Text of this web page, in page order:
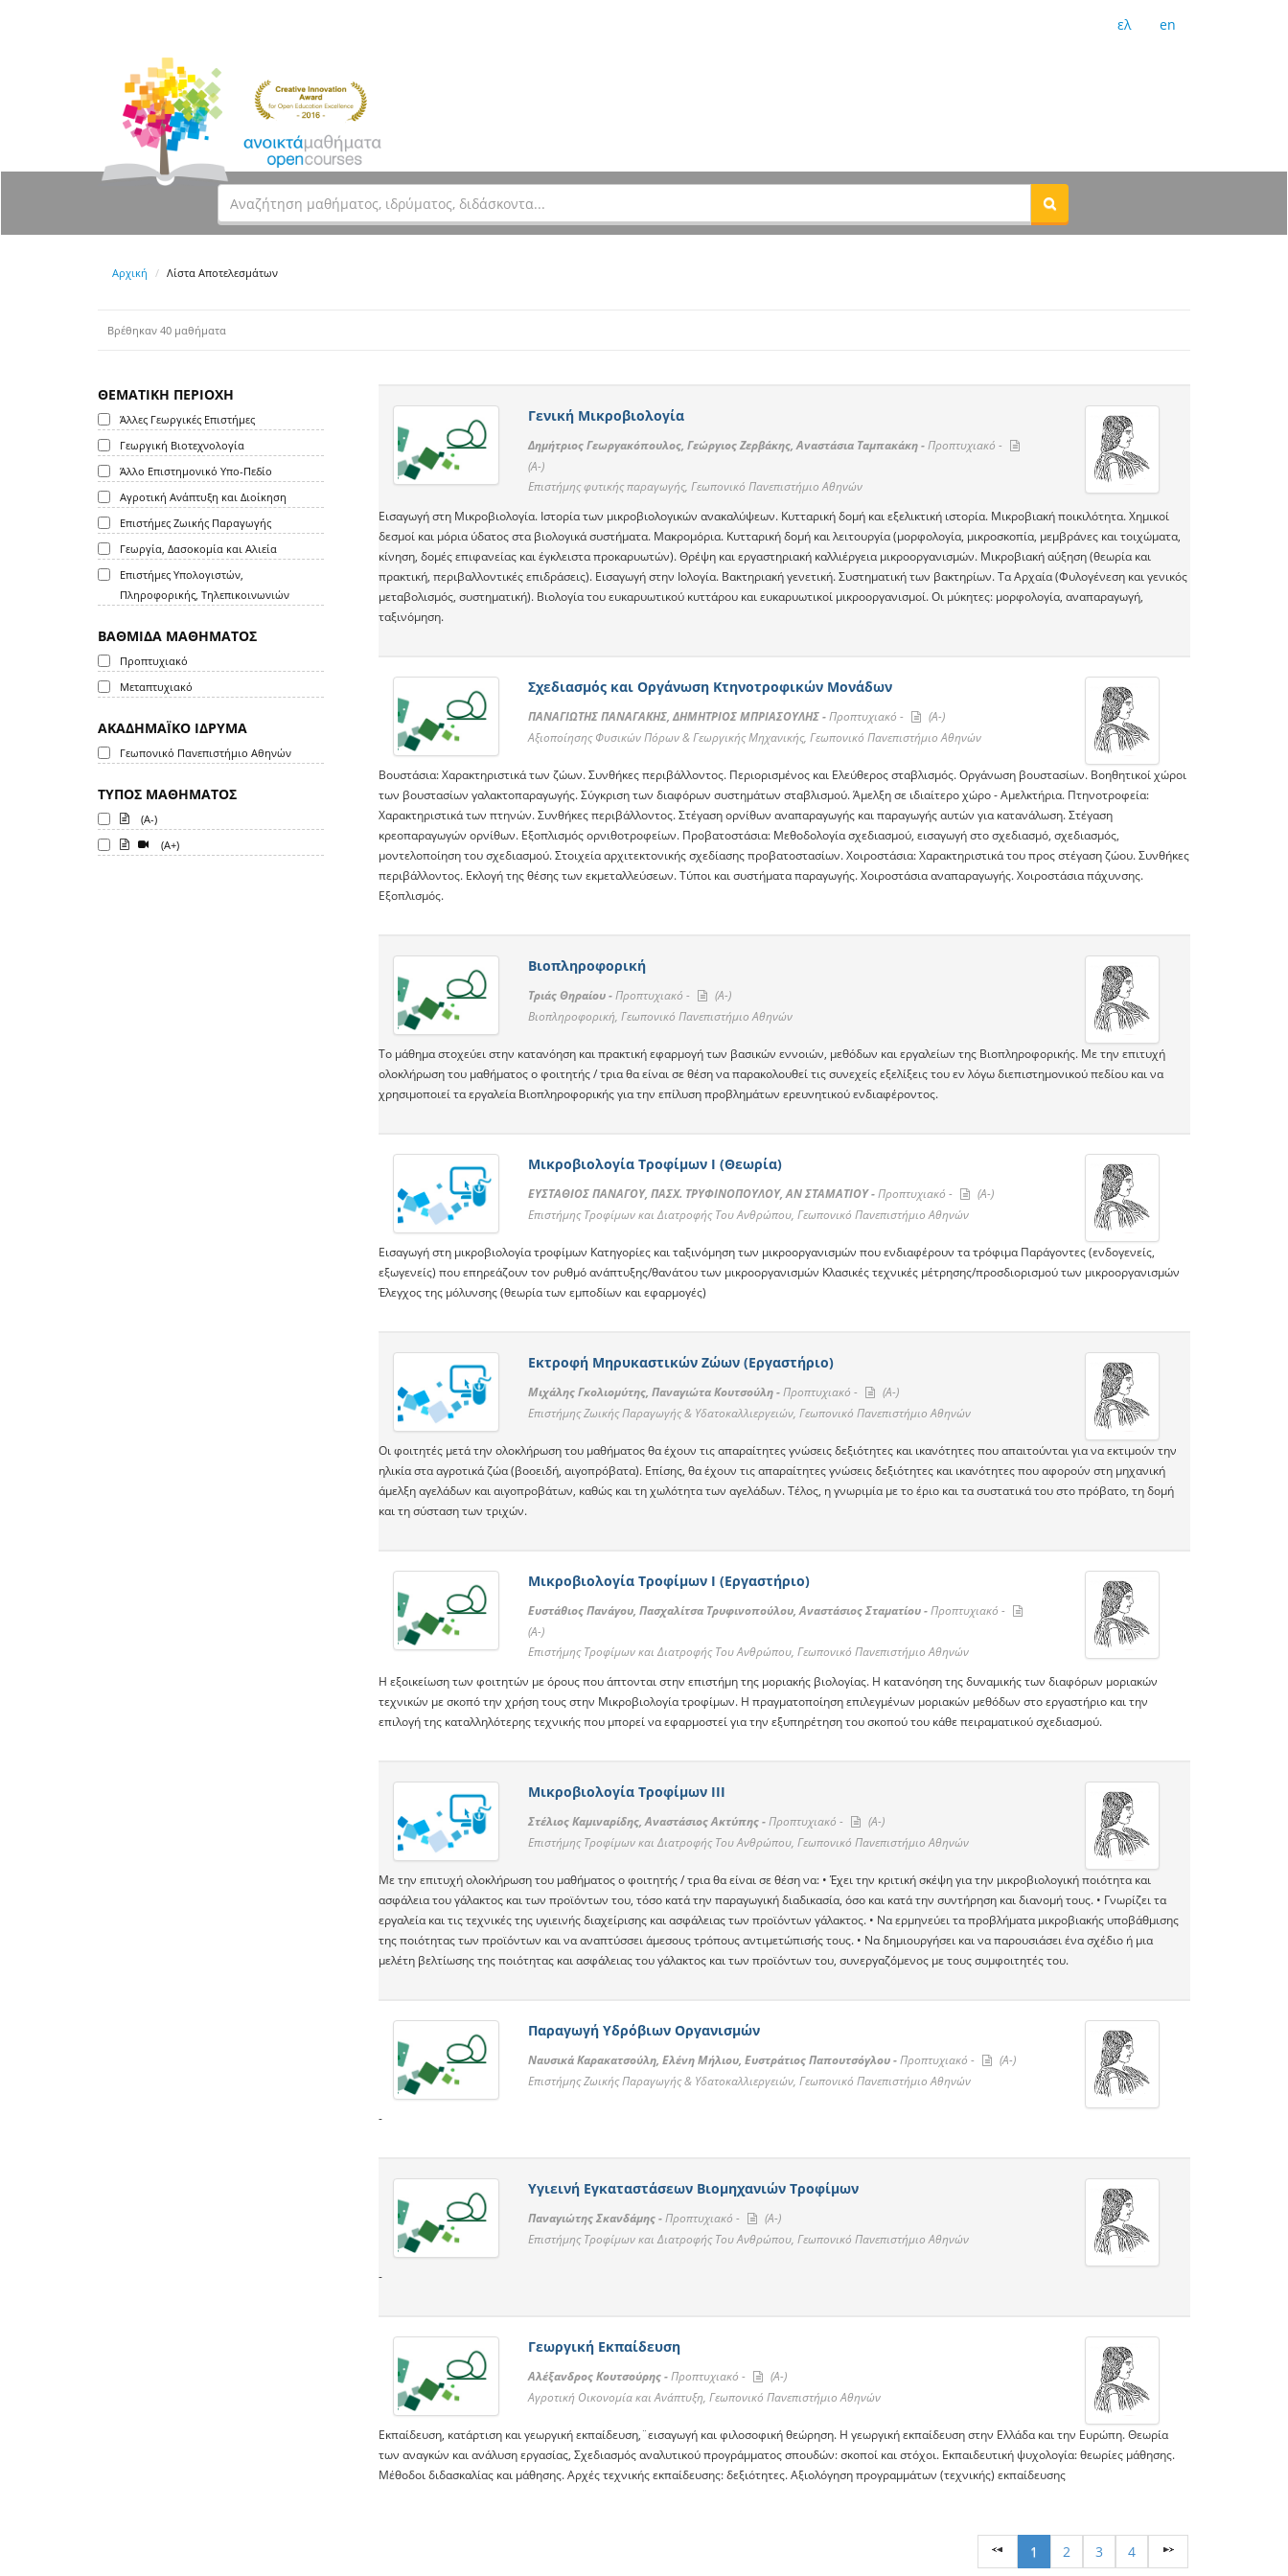
ελ en
Αρχική Λίστα Αποτελεσμάτων
Βρέθηκαν 40 μαθήματα
ΘΕΜΑΤΙΚΗ ΠΕΡΙΟΧΗ
Άλλες Γεωργικές Επιστήμες
Γεωργική Βιοτεχνολογία
Άλλο Επιστημονικό Υπο-Πεδίο
Αγροτική Ανάπτυξη και Διοίκηση
Επιστήμες Ζωικής Παραγωγής
Γεωργία, Δασοκομία και Αλιεία
Επιστήμες Υπολογιστών,
Πληροφορικής, Τηλεπικοινωνιών
ΒΑΘΜΙΔΑ ΜΑΘΗΜΑΤΟΣ
Προπτυχιακό
Μεταπτυχιακό
ΑΚΑΔΗΜΑΪΚΟ ΙΔΡΥΜΑ
Γεωπονικό Πανεπιστήμιο Αθηνών
ΤΥΠΟΣ ΜΑΘΗΜΑΤΟΣ
(A-)
(A+)
Γενική Μικροβιολογία
Δημήτριος Γεωργακόπουλος, Γεώργιος Ζερβάκης, Αναστάσια Ταμπακάκη -Προπτυχιακό -
(A-)
Επιστήμης φυτικής παραγωγής, Γεωπονικό Πανεπιστήμιο Αθηνών
Εισαγωγή στη Μικροβιολογία. Ιστορία των μικροβιολογικών ανακαλύψεων. Κυτταρική δομή και εξελικτική ιστορία. Μικροβιακή ποικιλότητα. Χημικοί
δεσμοί και μόρια ύδατος στα βιολογικά συστήματα. Μακρομόρια. Κυτταρική δομή και λειτουργία (μορφολογία, μικροσκοπία, μεμβράνες και τοιχώματα,
κίνηση, δομές επιφανείας και έγκλειστα προκαρυωτών). Θρέψη και εργαστηριακή καλλιέργεια μικροοργανισμών. Μικροβιακή αύξηση (θεωρία και
πρακτική, περιβαλλοντικές επιδράσεις). Εισαγωγή στην Ιολογία. Βακτηριακή γενετική. Συστηματική των βακτηρίων. Τα Αρχαία (Φυλογένεση και γενικός
μεταβολισμός, συστηματική). Βιολογία του ευκαρυωτικού κυττάρου και ευκαρυωτικοί μικροοργανισμοί. Οι μύκητες: μορφολογία, αναπαραγωγή,
ταξινόμηση.
Σχεδιασμός και Οργάνωση Κτηνοτροφικών Μονάδων
ΠΑΝΑΓΙΩΤΗΣ ΠΑΝΑΓΑΚΗΣ, ΔΗΜΗΤΡΙΟΣ ΜΠΡΙΑΣΟΥΛΗΣ -Προπτυχιακό -
(A-)
Αξιοποίησης Φυσικών Πόρων & Γεωργικής Μηχανικής, Γεωπονικό Πανεπιστήμιο Αθηνών
Βουστάσια: Χαρακτηριστικά των ζώων. Συνθήκες περιβάλλοντος. Περιορισμένος και Ελεύθερος σταβλισμός. Οργάνωση βουστασίων. Βοηθητικοί χώροι
των βουστασίων γαλακτοπαραγωγής. Σύγκριση των διαφόρων συστημάτων σταβλισμού. Άμελξη σε ιδιαίτερο χώρο - Αμελκτήρια. Πτηνοτροφεία:
Χαρακτηριστικά των πτηνών. Συνθήκες περιβάλλοντος. Στέγαση ορνίθων αναπαραγωγής και παραγωγής αυτών για κατανάλωση. Στέγαση
κρεοπαραγωγών ορνίθων. Εξοπλισμός ορνιθοτροφείων. Προβατοστάσια: Μεθοδολογία σχεδιασμού, εισαγωγή στο σχεδιασμό, σχεδιασμός,
μοντελοποίηση του σχεδιασμού. Στοιχεία αρχιτεκτονικής σχεδίασης προβατοστασίων. Χοιροστάσια: Χαρακτηριστικά του προς στέγαση ζώου. Συνθήκες
περιβάλλοντος. Εκλογή της θέσης των εκμεταλλεύσεων. Τύποι και συστήματα παραγωγής. Χοιροστάσια αναπαραγωγής. Χοιροστάσια πάχυνσης.
Εξοπλισμός.
Βιοπληροφορική
Τριάς Θηραίου -Προπτυχιακό -
(A-)
Βιοπληροφορική, Γεωπονικό Πανεπιστήμιο Αθηνών
Το μάθημα στοχεύει στην κατανόηση και πρακτική εφαρμογή των βασικών εννοιών, μεθόδων και εργαλείων της Βιοπληροφορικής. Με την επιτυχή
ολοκλήρωση του μαθήματος ο φοιτητής / τρια θα είναι σε θέση να παρακολουθεί τις συνεχείς εξελίξεις του εν λόγω διεπιστημονικού πεδίου και να
χρησιμοποιεί τα εργαλεία Βιοπληροφορικής για την επίλυση προβλημάτων ερευνητικού ενδιαφέροντος.
Μικροβιολογία Τροφίμων Ι (Θεωρία)
ΕΥΣΤΑΘΙΟΣ ΠΑΝΑΓΟΥ, ΠΑΣΧ. ΤΡΥΦΙΝΟΠΟΥΛΟΥ, ΑΝ ΣΤΑΜΑΤΙΟΥ -Προπτυχιακό -
(A-)
Επιστήμης Τροφίμων και Διατροφής Του Ανθρώπου, Γεωπονικό Πανεπιστήμιο Αθηνών
Εισαγωγή στη μικροβιολογία τροφίμων Κατηγορίες και ταξινόμηση των μικροοργανισμών που ενδιαφέρουν τα τρόφιμα Παράγοντες (ενδογενείς,
εξωγενείς) που επηρεάζουν τον ρυθμό ανάπτυξης/θανάτου των μικροοργανισμών Κλασικές τεχνικές μέτρησης/προσδιορισμού των μικροοργανισμών
Έλεγχος της μόλυνσης (θεωρία των εμποδίων και εφαρμογές)
Εκτροφή Μηρυκαστικών Ζώων (Εργαστήριο)
Μιχάλης Γκολιομύτης, Παναγιώτα Κουτσούλη -Προπτυχιακό -
(A-)
Επιστήμης Ζωικής Παραγωγής & Υδατοκαλλιεργειών, Γεωπονικό Πανεπιστήμιο Αθηνών
Οι φοιτητές μετά την ολοκλήρωση του μαθήματος θα έχουν τις απαραίτητες γνώσεις δεξιότητες και ικανότητες που απαιτούνται για να εκτιμούν την
ηλικία στα αγροτικά ζώα (βοοειδή, αιγοπρόβατα). Επίσης, θα έχουν τις απαραίτητες γνώσεις δεξιότητες και ικανότητες που αφορούν στη μηχανική
άμελξη αγελάδων και αιγοπροβάτων, καθώς και τη χωλότητα των αγελάδων. Τέλος, η γνωριμία με το έριο και τα συστατικά του στο πρόβατο, τη δομή
και τη σύσταση των τριχών.
Μικροβιολογία Τροφίμων Ι (Εργαστήριο)
Ευστάθιος Πανάγου, Πασχαλίτσα Τρυφινοπούλου, Αναστάσιος Σταματίου -Προπτυχιακό -
(A-)
Επιστήμης Τροφίμων και Διατροφής Του Ανθρώπου, Γεωπονικό Πανεπιστήμιο Αθηνών
Η εξοικείωση των φοιτητών με όρους που άπτονται στην επιστήμη της μοριακής βιολογίας. Η κατανόηση της δυναμικής των διαφόρων μοριακών
τεχνικών με σκοπό την χρήση τους στην Μικροβιολογία τροφίμων. Η πραγματοποίηση επιλεγμένων μοριακών μεθόδων στο εργαστήριο και την
επιλογή της καταλληλότερης τεχνικής που μπορεί να εφαρμοστεί για την εξυπηρέτηση του σκοπού του κάθε πειραματικού σχεδιασμού.
Μικροβιολογία Τροφίμων ΙΙΙ
Στέλιος Καμιναρίδης, Αναστάσιος Ακτύπης -Προπτυχιακό -
(A-)
Επιστήμης Τροφίμων και Διατροφής Του Ανθρώπου, Γεωπονικό Πανεπιστήμιο Αθηνών
Με την επιτυχή ολοκλήρωση του μαθήματος ο φοιτητής / τρια θα είναι σε θέση να: • Έχει την κριτική σκέψη για την μικροβιολογική ποιότητα και
ασφάλεια του γάλακτος και των προϊόντων του, τόσο κατά την παραγωγική διαδικασία, όσο και κατά την συντήρηση και διανομή τους. • Γνωρίζει τα
εργαλεία και τις τεχνικές της υγιεινής διαχείρισης και ασφάλειας των προϊόντων γάλακτος. • Να ερμηνεύει τα προβλήματα μικροβιακής υποβάθμισης
της ποιότητας των προϊόντων και να αναπτύσσει άμεσους τρόπους αντιμετώπισής τους. • Να δημιουργήσει και να παρουσιάσει ένα σχέδιο ή μια
μελέτη βελτίωσης της ποιότητας και ασφάλειας του γάλακτος και των προϊόντων του, συνεργαζόμενος με τους συμφοιτητές του.
Παραγωγή Υδρόβιων Οργανισμών
Ναυσικά Καρακατσούλη, Ελένη Μήλιου, Ευστράτιος Παπουτσόγλου -Προπτυχιακό -
(A-)
Επιστήμης Ζωικής Παραγωγής & Υδατοκαλλιεργειών, Γεωπονικό Πανεπιστήμιο Αθηνών
-
Υγιεινή Εγκαταστάσεων Βιομηχανιών Τροφίμων
Παναγιώτης Σκανδάμης -Προπτυχιακό -
(A-)
Επιστήμης Τροφίμων και Διατροφής Του Ανθρώπου, Γεωπονικό Πανεπιστήμιο Αθηνών
-
Γεωργική Εκπαίδευση
Αλέξανδρος Κουτσούρης -Προπτυχιακό -
(A-)
Αγροτική Οικονομία και Ανάπτυξη, Γεωπονικό Πανεπιστήμιο Αθηνών
Εκπαίδευση, κατάρτιση και γεωργική εκπαίδευση,¨εισαγωγή και φιλοσοφική θεώρηση. Η γεωργική εκπαίδευση στην Ελλάδα και την Ευρώπη. Θεωρία
των αναγκών και ανάλυση εργασίας, Σχεδιασμός αναλυτικού προγράμματος σπουδών: σκοποί και στόχοι. Εκπαιδευτική ψυχολογία: θεωρίες μάθησης.
Μέθοδοι διδασκαλίας και μάθησης. Αρχές τεχνικής εκπαίδευσης: δεξιότητες. Αξιολόγηση προγραμμάτων (τεχνικής) εκπαίδευσης
1 2 3 4